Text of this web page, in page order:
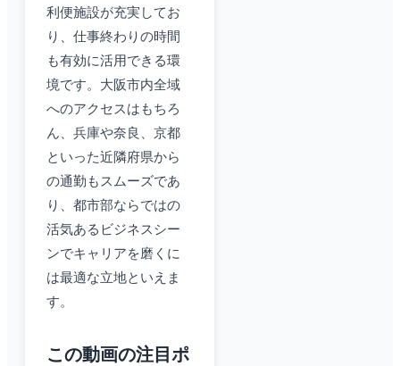
利便施設が充実してお
り、仕事終わりの時間
も有効に活用できる環
境です。大阪市内全域
へのアクセスはもちろ
ん、兵庫や奈良、京都
といった近隣府県から
の通勤もスムーズであ
り、都市部ならではの
活気あるビジネスシー
ンでキャリアを磨くに
は最適な立地といえま
す。
この動画の注目ポ